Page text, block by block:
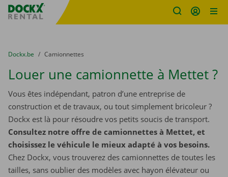
sitename
You are here:
du
Dockx.be to
Camionnettes
Louer une camionnette à Mettet ?
Vous êtes indépendant, patron d’une entreprise de
construction et de travaux, ou tout simplement bricoleur ?
Dockx est là pour résoudre vos petits soucis de transport.
Consultez notre offre de camionnettes à Mettet, et
choisissez le véhicule le mieux adapté à vos besoins.
Chez Dockx, vous trouverez des camionnettes de toutes les
tailles, sans oublier des modèles avec hayon élévateur ou